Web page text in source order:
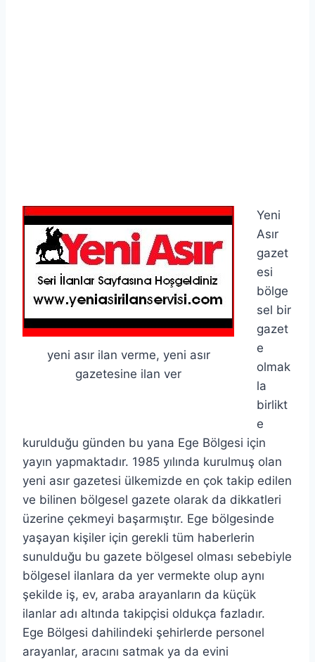
yeni asır ilan verme, yeni asır
gazetesine ilan ver
Yeni
Asır
gazet
esi
bölge
sel bir
gazet
e
olmak
la
birlikt
e
kurulduğu günden bu yana Ege Bölgesi için
yayın yapmaktadır. 1985 yılında kurulmuş olan
yeni asır gazetesi ülkemizde en çok takip edilen
ve bilinen bölgesel gazete olarak da dikkatleri
üzerine çekmeyi başarmıştır. Ege bölgesinde
yaşayan kişiler için gerekli tüm haberlerin
sunulduğu bu gazete bölgesel olması sebebiyle
bölgesel ilanlara da yer vermekte olup aynı
şekilde iş, ev, araba arayanların da küçük
ilanlar adı altında takipçisi oldukça fazladır.
Ege Bölgesi dahilindeki şehirlerde personel
arayanlar, aracını satmak ya da evini